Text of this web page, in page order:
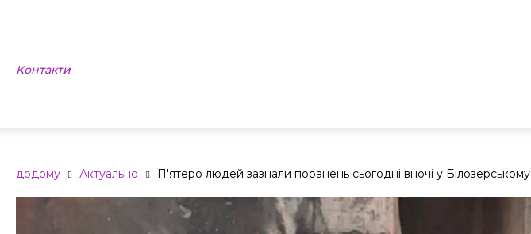
Контакти
додому Актуально П'ятеро людей зазнали поранень сьогодні вночі у Білозерському